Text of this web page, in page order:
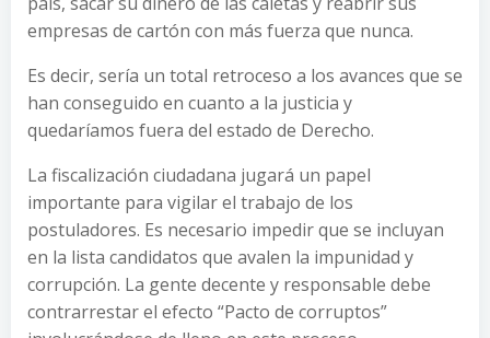
empresas de cartón con más fuerza que nunca.
Es decir, sería un total retroceso a los avances que se
han conseguido en cuanto a la justicia y
quedaríamos fuera del estado de Derecho.
La fiscalización ciudadana jugará un papel
importante para vigilar el trabajo de los
postuladores. Es necesario impedir que se incluyan
en la lista candidatos que avalen la impunidad y
corrupción. La gente decente y responsable debe
contrarrestar el efecto “Pacto de corruptos”